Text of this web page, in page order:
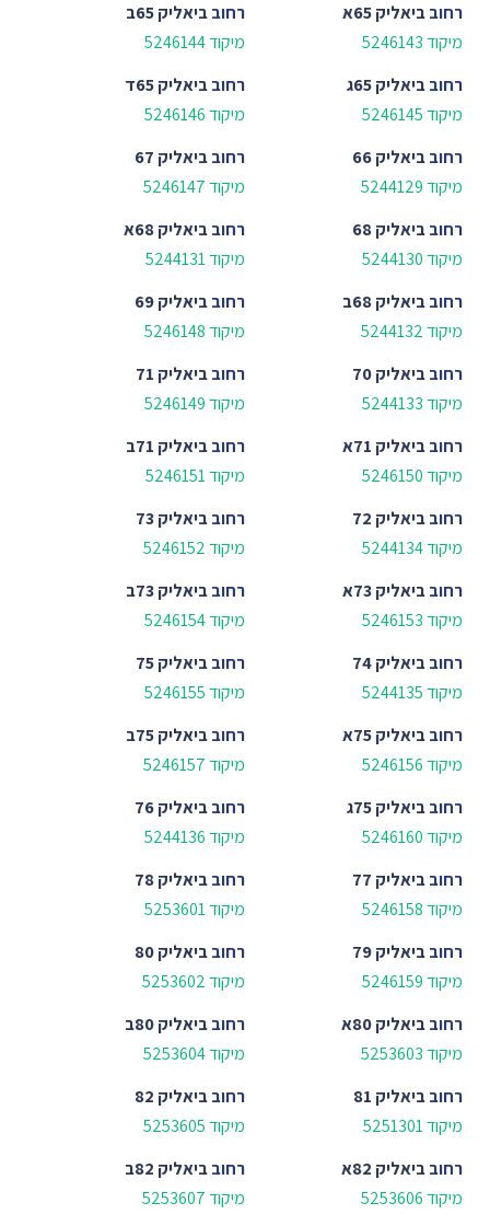
רחובביאליק 65א
מיקוד 5246143
רחובביאליק 65ב
מיקוד 5246144
רחובביאליק 65ג
מיקוד 5246145
רחובביאליק 65ד
מיקוד 5246146
רחובביאליק 66
מיקוד 5244129
רחובביאליק 67
מיקוד 5246147
רחובביאליק 68
מיקוד 5244130
רחובביאליק 68א
מיקוד 5244131
רחובביאליק 68ב
מיקוד 5244132
רחובביאליק 69
מיקוד 5246148
רחובביאליק 70
מיקוד 5244133
רחובביאליק 71
מיקוד 5246149
רחובביאליק 71א
מיקוד 5246150
רחובביאליק 71ב
מיקוד 5246151
רחובביאליק 72
מיקוד 5244134
רחובביאליק 73
מיקוד 5246152
רחובביאליק 73א
מיקוד 5246153
רחובביאליק 73ב
מיקוד 5246154
רחובביאליק 74
מיקוד 5244135
רחובביאליק 75
מיקוד 5246155
רחובביאליק 75א
מיקוד 5246156
רחובביאליק 75ב
מיקוד 5246157
רחובביאליק 75ג
מיקוד 5246160
רחובביאליק 76
מיקוד 5244136
רחובביאליק 77
מיקוד 5246158
רחובביאליק 78
מיקוד 5253601
רחובביאליק 79
מיקוד 5246159
רחובביאליק 80
מיקוד 5253602
רחובביאליק 80א
מיקוד 5253603
רחובביאליק 80ב
מיקוד 5253604
רחובביאליק 81
מיקוד 5251301
רחובביאליק 82
מיקוד 5253605
רחובביאליק 82א
מיקוד 5253606
רחובביאליק 82ב
מיקוד 5253607